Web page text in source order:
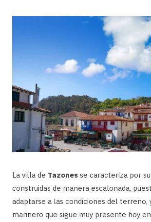
La villa de Tazones se caracteriza por
construidas de manera escalonada,
adaptarse a las condiciones del terreno,
marinero que sigue muy presente hoy